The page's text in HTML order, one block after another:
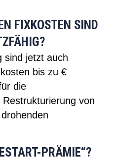
FIXKOSTEN SIND
sind jetzt auch
bis zu €
die
von
PRÄMIE“?